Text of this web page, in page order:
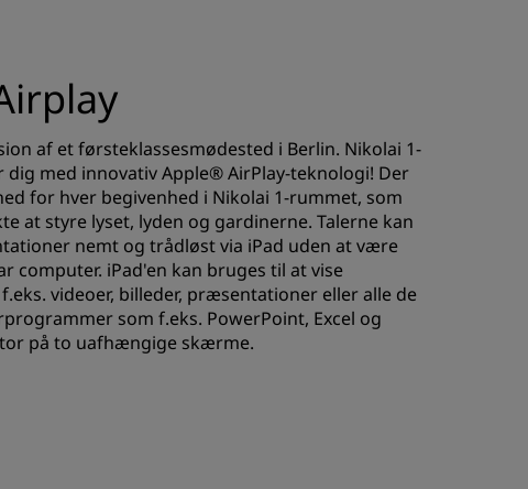
af et førsteklassesmødested i Berlin. Nikolai 1-
dig med innovativ Apple® AirPlay-teknologi! Der
for hver begivenhed i Nikolai 1-rummet, som
at styre lyset, lyden og gardinerne. Talerne kan
nemt og trådløst via iPad uden at være
computer. iPad'en kan bruges til at vise
videoer, billeder, præsentationer eller alle de
som f.eks. PowerPoint, Excel og
på to uafhængige skærme.